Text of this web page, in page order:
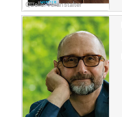
Quelle: Veranstalter